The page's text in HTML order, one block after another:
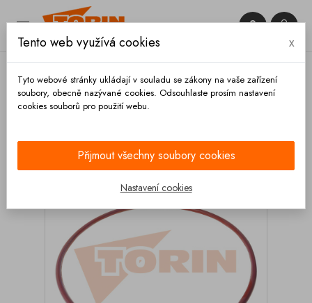
 

Tento web využívá cookies x
Tyto webové stránky ukládají v souladu se zákony na vaše zařízení
soubory, obecně nazývané cookies. Odsouhlaste prosím nastavení
cookies souborů pro použití webu.
Přijmout všechny soubory cookies
Nastavení cookies